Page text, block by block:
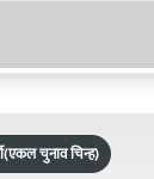
चुनाव चिन्ह)